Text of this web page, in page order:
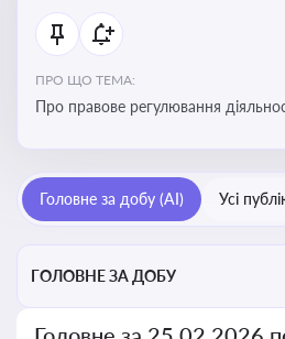
ПРО ЩО ТЕМА:
Про правове регулювання
реальні кейси
Головне за добу (AI) Усі
ГОЛОВНЕ ЗА ДОБУ